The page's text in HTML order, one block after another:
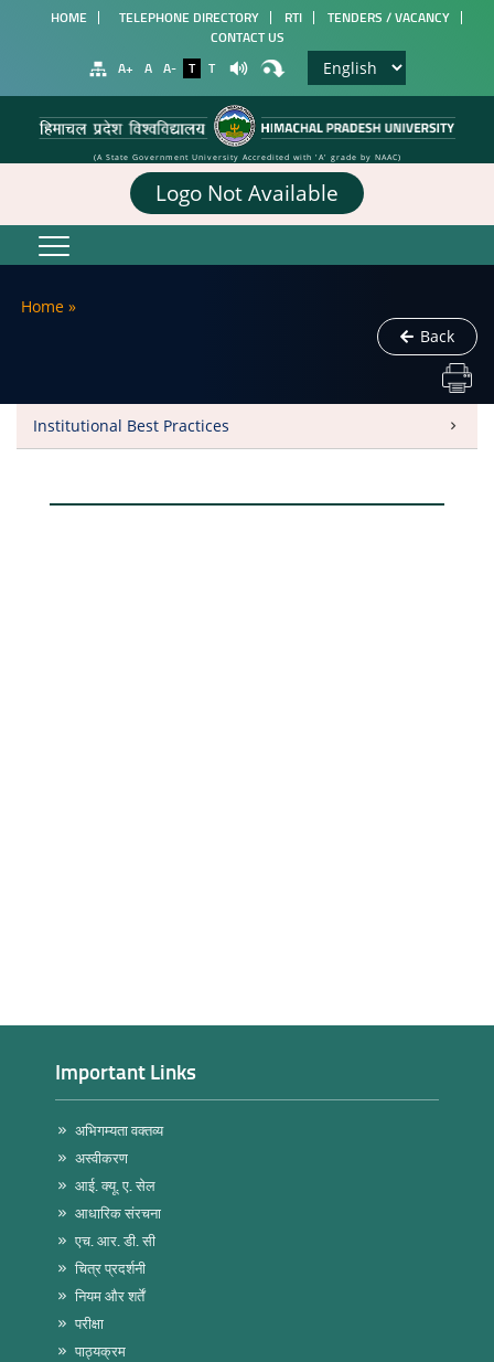
HOME TELEPHONE DIRECTORY RTI
TENDERS / VACANCY
CONTACT US
A+
A A- T T
(A State Government University Accredited with 'A' grade by NAAC)
Logo Not Available
Home »
Back
Institutional Best Practices
Important Links
अभिगम्यता वक्तव्य
अस्वीकरण
आई. क्यू. ए. सेल
आधारिक संरचना
एच. आर. डी. सी
चित्र प्रदर्शनी
नियम और शर्तें
परीक्षा
पाठ्यक्रम